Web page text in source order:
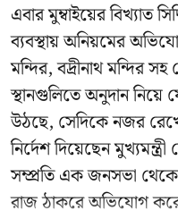
এবার মুম্বাইয়ের বিখ্যাত
ব্যবস্থায় অনিয়মের
মন্দির, বদ্রীনাথ মন্দির
স্থানগুলিতে অনুদান
উঠছে, সেদিকে নজর
নির্দেশ দিয়েছেন
সম্প্রতি এক জনসভা থেকে
রাজ ঠাকরে অভিযোগ